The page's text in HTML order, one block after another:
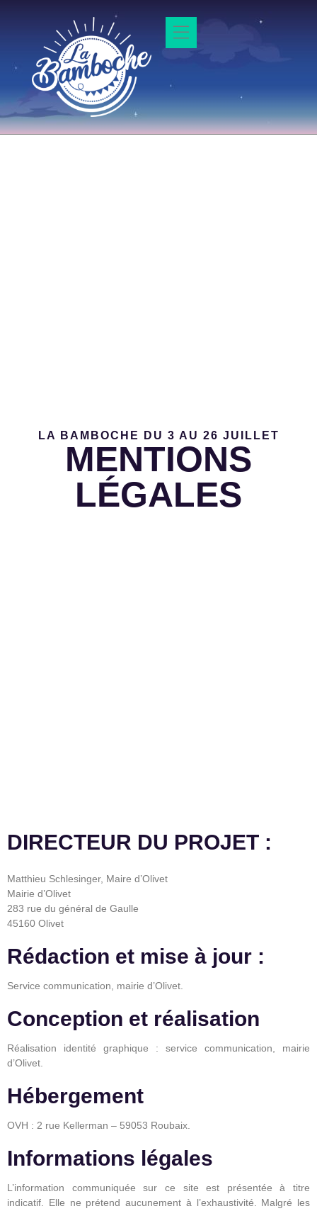
LA BAMBOCHE DU 3 AU 26 JUILLET
MENTIONS
LÉGALES
DIRECTEUR DU PROJET :
Matthieu Schlesinger, Maire d’Olivet
Mairie d’Olivet
283 rue du général de Gaulle
45160 Olivet
Rédaction et mise à jour :
Service communication, mairie d’Olivet.
Conception et réalisation
Réalisation identité graphique : service communication, mairie
d’Olivet.
Hébergement
OVH : 2 rue Kellerman – 59053 Roubaix.
Informations légales
L’information communiquée sur ce site est présentée à titre
indicatif. Elle ne prétend aucunement à l’exhaustivité. Malgré les